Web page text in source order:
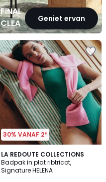
FINAL
CLEARANCEGeniet ervan
30% VANAF 2*
LA REDOUTE COLLECTIONS
Badpak in plat ribtricot,
Signature HELENA
4
/
5